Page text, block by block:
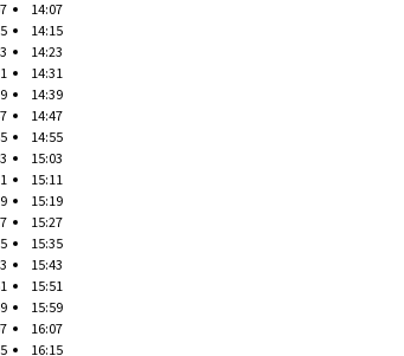
14:07
14:15
14:23
14:31
14:39
14:47
14:55
15:03
15:11
15:19
15:27
15:35
15:43
15:51
15:59
16:07
16:15